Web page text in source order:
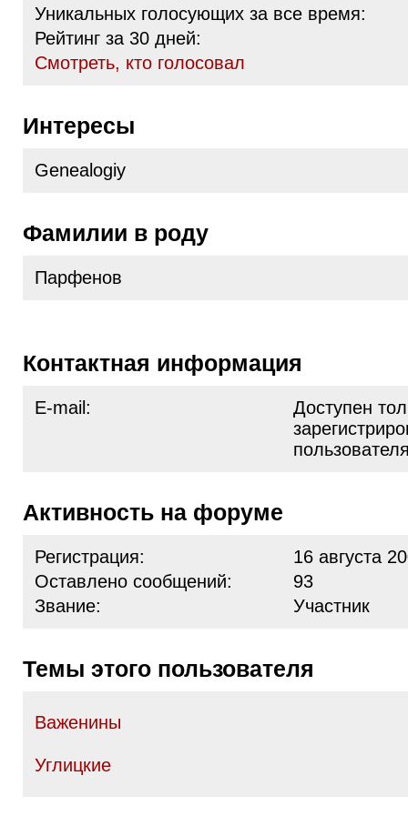
Уникальных голосующих за все время:
Рейтинг за 30 дней:
Cмотреть, кто голосовал
Интересы
Genealogiy
Фамилии в роду
Парфенов
Контактная информация
E-mail:
Доступен
Активность на форуме
Регистрация:
16 августа
Оставлено сообщений:
93
Звание:
Участник
Темы этого пользователя
Важенины
Углицкие